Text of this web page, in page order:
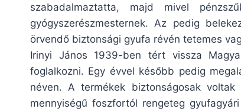
szabadalmaztatta, majd mivel
gyógyszerészmesternek. Az pedig
örvendő biztonsági gyufa révén tetemes
Irinyi János 1939-ben tért vissza
foglalkozni. Egy évvel később pedig
néven. A termékek biztonságosak
mennyiségű foszfortól rengeteg